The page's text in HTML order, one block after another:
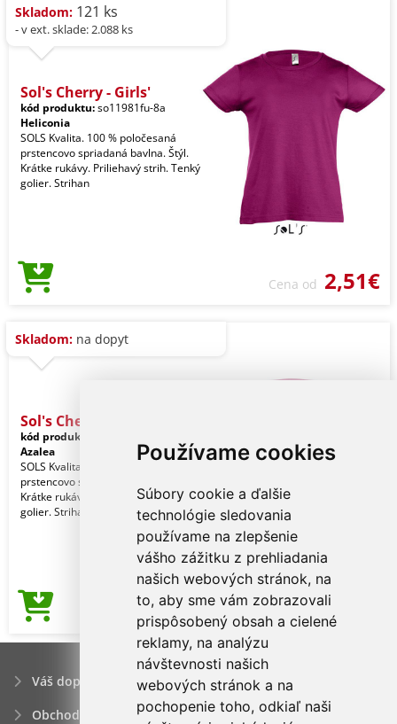
Používame cookies
Súbory cookie a ďalšie
technológie sledovania
používame na zlepšenie
vášho zážitku z prehliadania
našich webových stránok, na
to, aby sme vám zobrazovali
prispôsobený obsah a cielené
reklamy, na analýzu
návštevnosti našich
webových stránok a na
pochopenie toho, odkiaľ naši
Skladom: 121 ks
- v ext. sklade: 2.088 ks
Sol's Cherry - Girls'
kód produktu:so11981fu-8a
Heliconia
SOLS Kvalita. 100 % poločesaná
prstencovo spriadaná bavlna. Štýl.
Krátke rukávy. Priliehavý strih. Tenký
golier. Strihan
Cena od 2,51€
Skladom: na dopyt
Sol's Cherry - Girls'
kód produktu:
Azalea
SOLS Kvalita. 100 % poločesaná
prstencovo spriadaná bavlna. Štýl.
Krátke rukávy. Priliehavý strih. Tenký
golier. Strihan
Cena od 2,51€
Váš dopyt
Obchodné podmienky